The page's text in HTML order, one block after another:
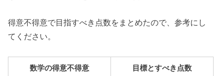
得意不得意で目指すべき点数をまとめたので、参考にし
てください。
数学の得意不得意 目標とすべき点数